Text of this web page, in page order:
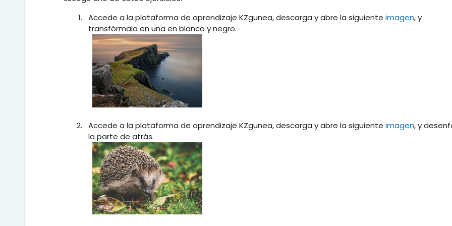
Accede a la plataforma de aprendizaje KZgunea, descarga y abre la siguienteimagen, y
transfórmala en una en blanco y negro.
Accede a la plataforma de aprendizaje KZgunea, descarga y abre la siguienteimagen, y
la parte de atrás.